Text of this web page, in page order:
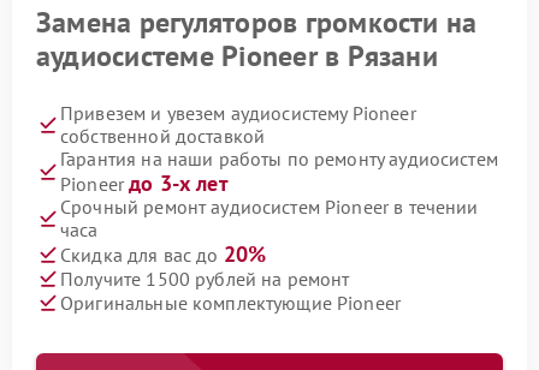
Замена регуляторов громкости на
аудиосистеме Pioneer в Рязани
Привезем и увезем аудиосистему Pioneer
собственной доставкой
Гарантия на наши работы по ремонту аудиосистем
Pioneerдо 3-х лет
Срочный ремонт аудиосистем Pioneer в течении
часа
Скидка для вас до 20%
Получите 1500 рублей на ремонт
Оригинальные комплектующие Pioneer